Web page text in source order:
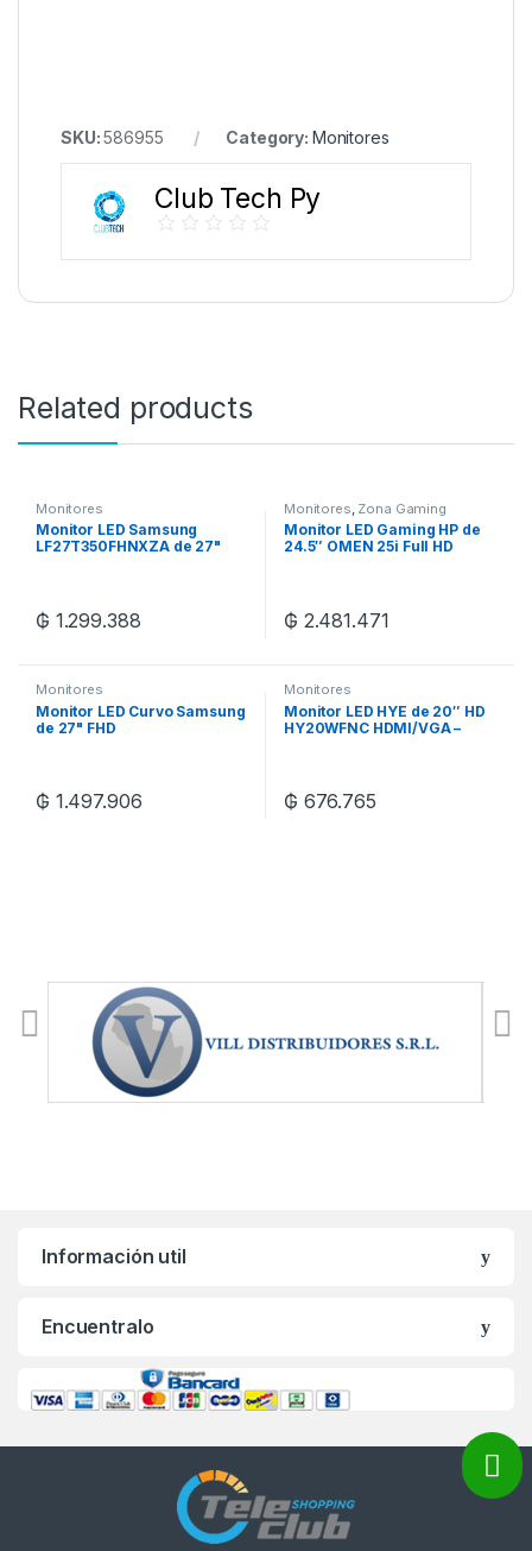
SKU:586955 Category: Monitores
Club Tech Py
Related products
Monitores
Monitor LED Samsung
LF27T350FHNXZA de 27"
₲ 1.299.388
Monitores Zona Gaming
Monitor LED Gaming HP de
24.5″ OMEN 25i Full HD
₲ 2.481.471
Monitores
Monitor LED Curvo Samsung
de 27" FHD
₲ 1.497.906
Monitores
Monitor LED HYE de 20″ HD
HY20WFNC HDMI/VGA –
₲ 676.765
Información util
Encuentralo